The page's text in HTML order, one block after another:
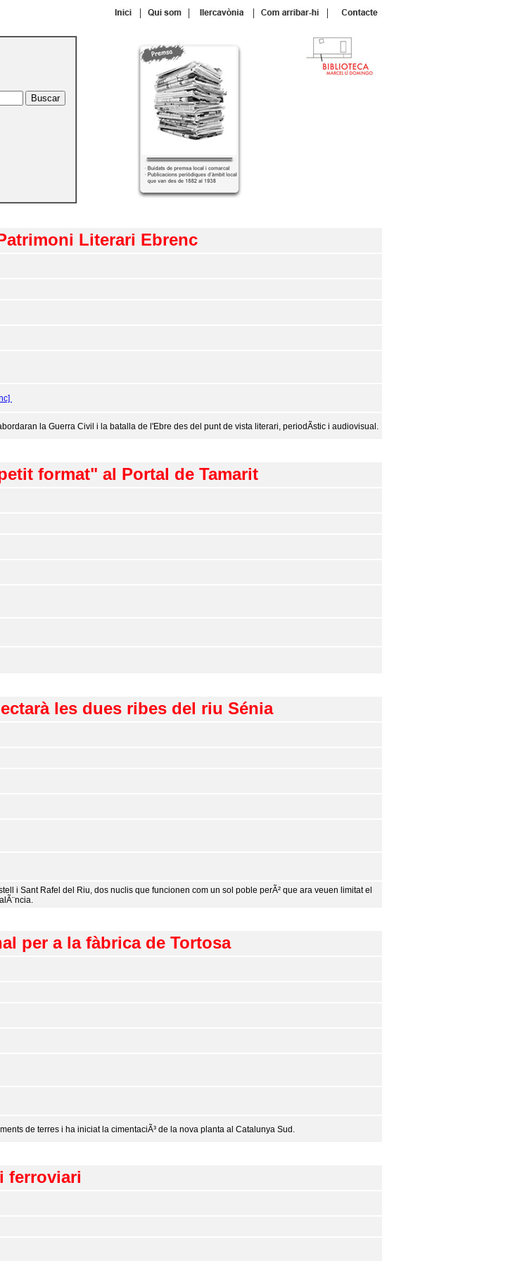
| | | |
Literari Ebrenc
la Guerra Civil i la batalla de l'Ebre des del punt de vista literari, periodÃ­stic i audiovisual.
format" al Portal de Tamarit
les dues ribes del riu Sénia
i Sant Rafel del Riu, dos nuclis que funcionen com un sol poble perÃ² que ara veuen limitat el
per a la fàbrica de Tortosa
de terres i ha iniciat la cimentaciÃ³ de la nova planta al Catalunya Sud.
ferroviari